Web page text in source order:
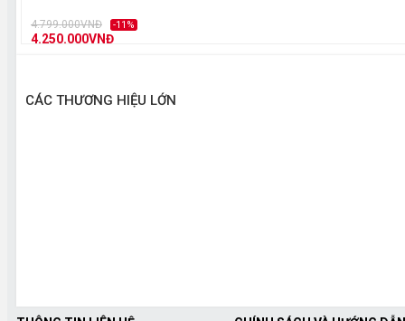
4.799.000VNĐ -11%
4.250.000VNĐ
CÁC THƯƠNG HIỆU LỚN